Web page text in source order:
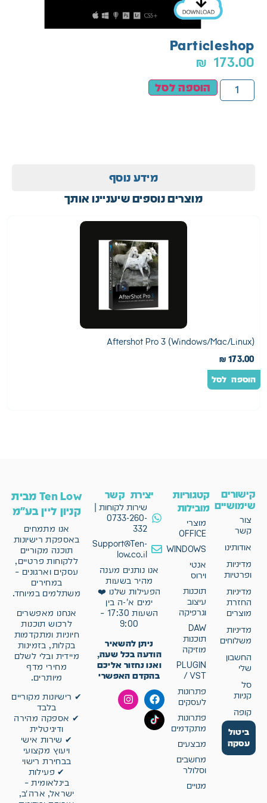
Particleshop
₪ 173.00
הוספה לסל
מידע נוסף
מוצרים נוספים שיעניינו אותך
Aftershot Pro 3 (Windows/Mac/Linux)
₪ 173.00
הוספה לסל
קישורים
שימושיים
צור
קשר
אודותינו
מדיניות
ופרטיות
מדיניות
החזרת
מוצרים
מדיניות
משלוחים
החשבון
שלי
סל
קניות
קופה
ביטול
עסקה
קטגוריות
מובילות
מוצרי
OFFICE
WINDOWS
אנטי
וירוס
תוכנות
עיצוב
וגרפיקה
DAW
תוכנות
מוזיקה
PLUGIN
/ VST
פתרונות
לעסקים
פתרונות
מתקדמים
מבצעים
מחשבים
וסלולר
מנויים
יצירת קשר
שירות לקוחות |
0733-260-
332
Support@Ten-
low.co.il
אנו נותנים מענה
מהיר בשעות
הפעילות שלנו ❤️
ימים א'-ה בין
השעות 17:30 –
9:00
ניתן להשאיר
הודעה בכל שעה,
ואנו נחזור אליכם
בהקדם האפשרי
Ten Low מבית
קניון ליין בע"מ
אנו מתמחים
באספקת רישיונות
תוכנה מקוריים
ללקוחות פרטיים,
עסקים וארגונים –
במחירים
משתלמים במיוחד.
אנחנו מאפשרים
לרכוש תוכנות
חיוניות ומתקדמות
בקלות, בזמינות
מיידית ובלי לשלם
מחירי מדף
מיותרים.
✔ רישיונות מקוריים
בלבד
✔ אספקה מהירה
ודיגיטלית
✔ שירות אישי
ויעוץ מקצועי
בבחירת רישוי
✔ פעילות
בינלאומית –
ישראל, ארה״ב,